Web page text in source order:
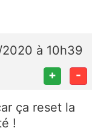
2020 à 10h39
+ -
ça reset la
!